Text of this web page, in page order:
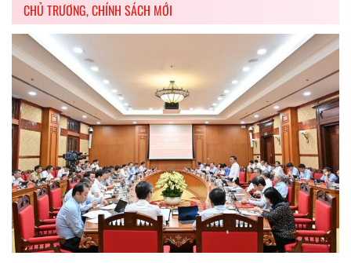
CHỦ TRƯƠNG, CHÍNH SÁCH MỚI